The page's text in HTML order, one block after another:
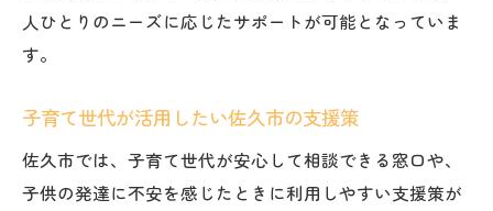
佐久市の強みは安心の子育て支援体制
佐久市で安心して子育てできる理由に迫る
子育てしやすさが際立つ佐久市の魅力
人ひとりのニーズに応じたサポートが可能となっていま
す。
子育て世代が活用したい佐久市の支援策
佐久市では、子育て世代が安心して相談できる窓口や、
子供の発達に不安を感じたときに利用しやすい支援策が